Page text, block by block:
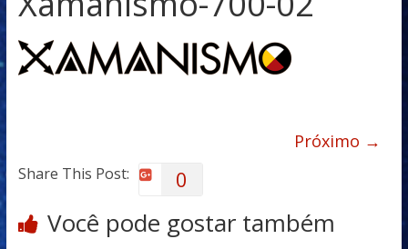
Próximo →
Share This Post: 0
Você pode gostar também